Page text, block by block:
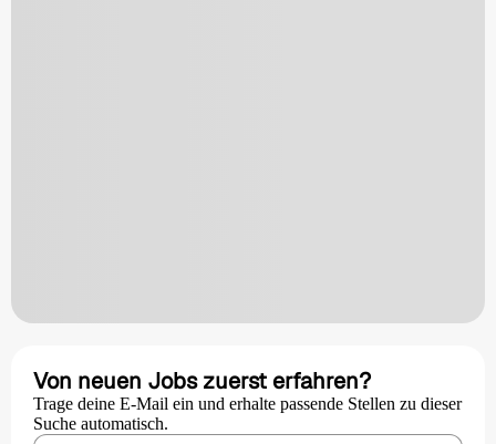
Von neuen Jobs zuerst erfahren?
Trage deine E-Mail ein und erhalte passende Stellen zu dieser
Suche automatisch.